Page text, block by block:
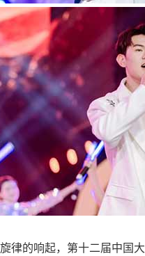
律的响起，第十二届中国